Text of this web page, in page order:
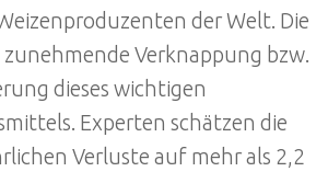
der Welt. Die
zunehmende Verknappung bzw.
dieses wichtigen
Experten schätzen die
Verluste auf mehr als 2,2